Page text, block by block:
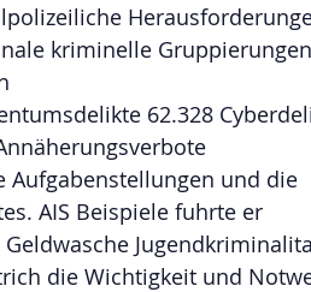
kriminelle Gruppierungen
62.328
Aufgabenstellungen und die
AIS Beispiele fuhrte er
die Wichtigkeit und